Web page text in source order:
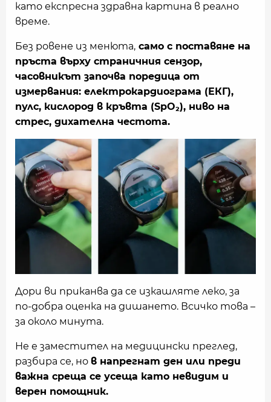
като експресна здравна картина в реално
време.
Без ровене из менюта, само с поставяне на
пръста върху страничния сензор,
часовникът започва поредица от
измервания: електрокардиограма (ЕКГ),
пулс, кислород в кръвта (SpO₂), ниво на
стрес, дихателна честота.
Дори ви приканва да се изкашляте леко, за
по-добра оценка на дишането. Всичко това –
за около минута.
Не е заместител на медицински преглед,
разбира се, но в напрегнат ден или преди
важна среща се усеща като невидим и
верен помощник.